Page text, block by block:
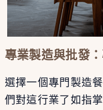
專業製造與批發
選擇一個專門製造
們對這行業了如指